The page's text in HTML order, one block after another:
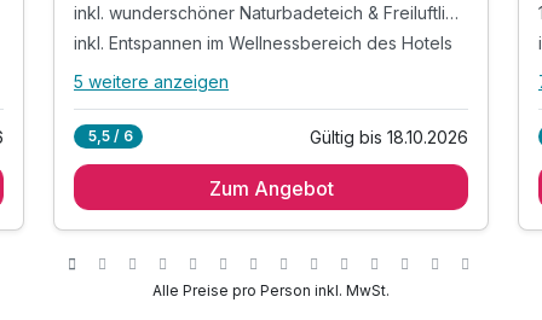
inkl. wunderschöner Naturbadeteich & Freiluftliege
inkl. Entspannen im Wellnessbereich des Hotels
Alle Inklusivleistungen
1 x Verwöhnfrühstück im Hotel Moserhof
inkl. Entspannen im Wellnessbereich des Hotels
5 weitere anzeigen
5,5 / 6 Gültig bis 18.10.2026
Zum Angebot
Alle Preise pro Person inkl. MwSt.